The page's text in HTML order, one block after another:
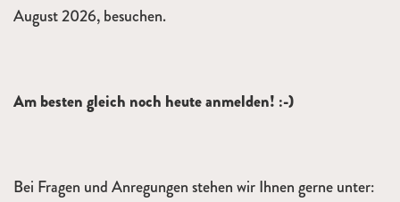
August 2026, besuchen.
Am besten gleich noch heute anmelden! :-)
Bei Fragen und Anregungen stehen wir Ihnen gerne unter: